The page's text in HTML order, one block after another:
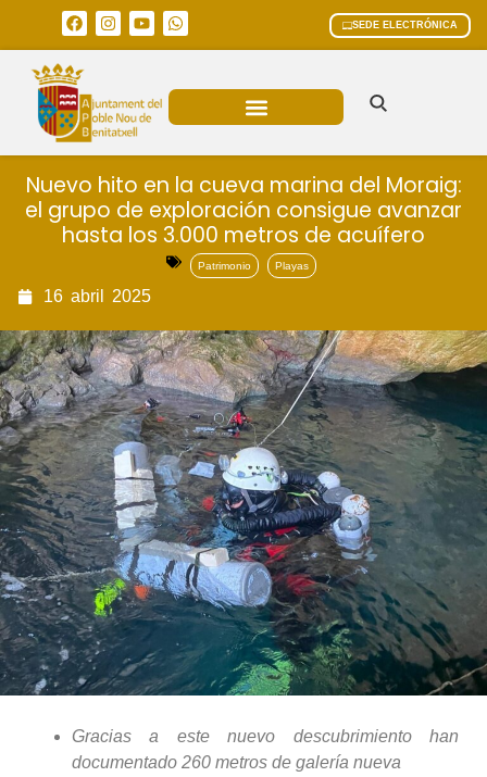
SEDE ELECTRÓNICA
Nuevo hito en la cueva marina del Moraig:
el grupo de exploración consigue avanzar
hasta los 3.000 metros de acuífero
Patrimonio Playas
16 abril 2025
Gracias a este nuevo descubrimiento han
documentado 260 metros de galería nueva